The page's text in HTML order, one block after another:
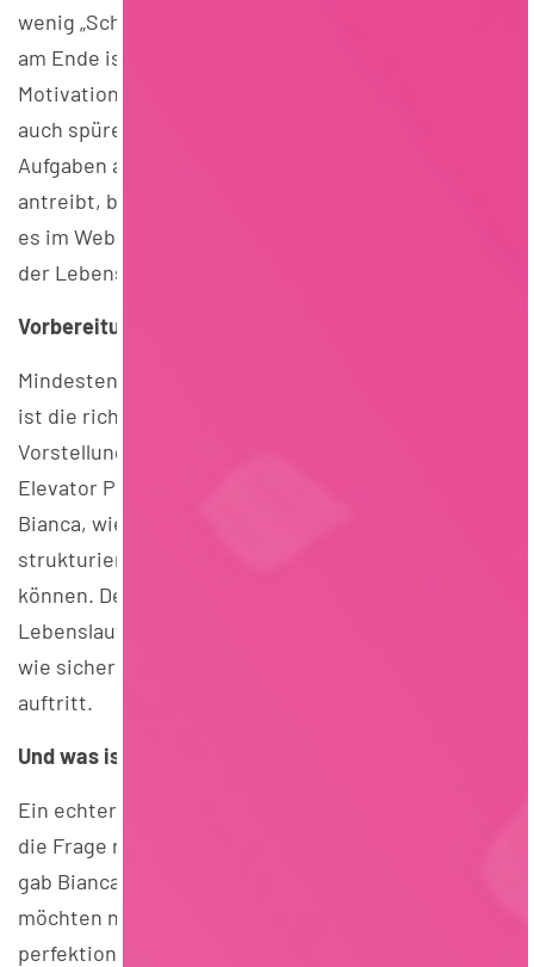
wenig „Schmalz“ ist hier durchaus erwünscht. Denn
am Ende ist das Anschreiben nichts anderes als ein
Motivationsschreiben – und Motivation sollte man
auch spüren können. Wer nicht einfach nur
Aufgaben aufzählt, sondern zeigt, was ihn oder sie
antreibt, bleibt eher im Gedächtnis. Genau dafür gab
es im Webinar zahlreiche praktische Beispiele aus
der Lebensmittelbranche.
Vorbereitung ist die halbe Miete
Mindestens genauso wichtig wie gute Unterlagen
ist die richtige Vorbereitung auf das
Vorstellungsgespräch. Mit Methoden wie dem
Elevator Pitch oder der PAR-Methode erklärte
Bianca, wie Bewerber:innen ihre Erfahrungen
strukturiert und selbstbewusst präsentieren
können. Denn häufig entscheidet nicht nur der
Lebenslauf darüber, ob es passt – sondern vor allem,
wie sicher und authentisch jemand im Gespräch
auftritt.
Und was ist eigentlich mit Schwächen?
Ein echter Klassiker im Vorstellungsgespräch bleibt
die Frage nach den eigenen Schwächen. Auch hier
gab Bianca hilfreiche Tipps: Personaler:innen
möchten nicht hören, dass jemand „zu
perfektionistisch“ ist. Viel spannender ist, wie